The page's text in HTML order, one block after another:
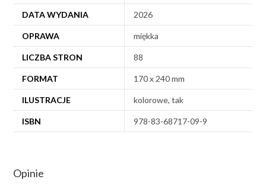
DATA WYDANIA 2026
OPRAWA miękka
LICZBA STRON 88
FORMAT 170 x 240 mm
ILUSTRACJE kolorowe, tak
ISBN 978-83-68717-09-9
Opinie